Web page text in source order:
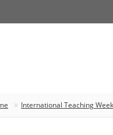
International Teaching Week